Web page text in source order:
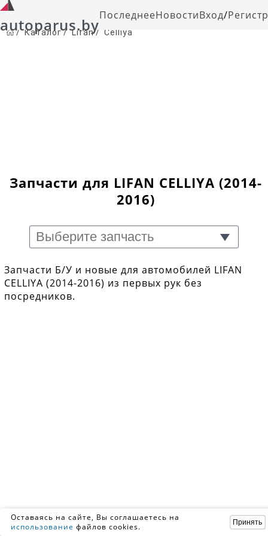
autoparus.byПоследнееНовостиВход/
/ Каталог/ Lifan/ Celliya
Запчасти для LIFAN CELLIYA (2014-
2016)
Запчасти Б/У и новые для автомобилей LIFAN
CELLIYA (2014-2016) из первых рук без
посредников.
Оставаясь на сайте, Вы соглашаетесь на
использование файлов cookies. Принять